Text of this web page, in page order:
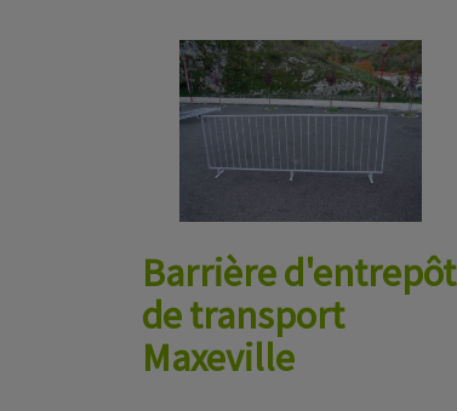
Barrière d'entrepôt
de transport
Maxeville